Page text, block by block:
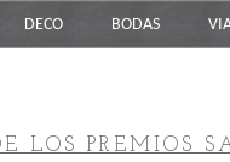
DECO BODAS
LOS PREMIOS